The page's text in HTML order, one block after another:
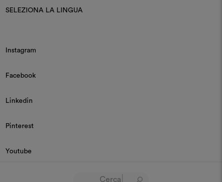
SELEZIONA LA LINGUA
Instagram
Facebook
Linkedin
Pinterest
Youtube
© 2026 Dedar P.IVA 03187590157